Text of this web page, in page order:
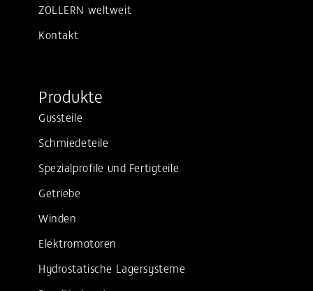
ZOLLERN weltweit
Kontakt
Produkte
Gussteile
Schmiedeteile
Spezialprofile und Fertigteile
Getriebe
Winden
Elektromotoren
Hydrostatische Lagersysteme